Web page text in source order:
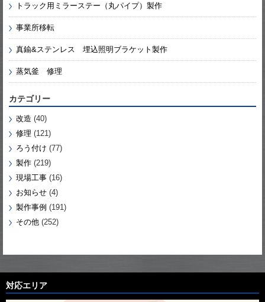
トラック用ミラーステー（丸パイプ）製作
事業所移転
真鍮&ステンレス 埋込照明ブラケット製作
蒸気釜 修理
カテゴリー
改造 (40)
修理 (121)
ろう付け (77)
製作 (219)
現場工事 (16)
お知らせ (4)
製作事例 (191)
その他 (252)
対応エリア